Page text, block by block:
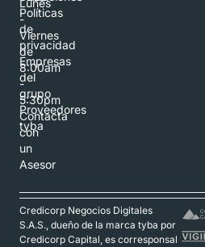
Lunes
-
Viernes
de
8:00am
-
5:30pm
Contacta
con
un
Asesor
Políticas
de
privacidad
Empresas
del
grupo
Proveedores
tyba
Credicorp Negocios Digitales
S.A.S., dueño de la marca tyba por
Credicorp Capital, es corresponsal